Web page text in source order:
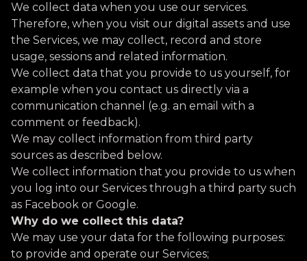
We collect data when you use our services.
Therefore, when you visit our digital assets and use
the Services, we may collect, record and store
usage, sessions and related information.
We collect data that you provide to us yourself, for
example when you contact us directly via a
communication channel (e.g. an email with a
comment or feedback).
We may collect information from third party
sources as described below.
We collect information that you provide to us when
you log into our Services through a third party such
as Facebook or Google.
Why do we collect this data?
We may use your data for the following purposes:
to provide and operate our Services;